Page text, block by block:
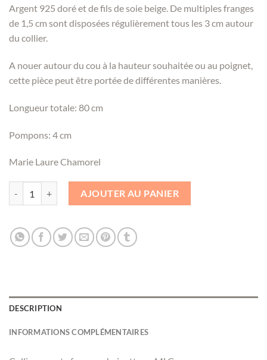
Argent 925 doré et de fils de soie beige. De multiples franges
de 1,5 cm sont disposées régulièrement tous les 3 cm autour
du collier.
A nouer autour du cou à la hauteur souhaitée ou au poignet,
cette pièce peut être portée de différentes manières.
Longueur totale: 80 cm
Pompons: 4 cm
Marie Laure Chamorel
AJOUTER AU PANIER
DESCRIPTION
INFORMATIONS COMPLÉMENTAIRES